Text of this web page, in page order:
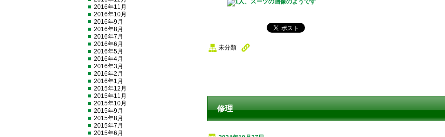
未分類
修理
2016年11月
2016年10月
2016年9月
2016年8月
2016年7月
2016年6月
2016年5月
2016年4月
2016年3月
2016年2月
2016年1月
2015年12月
2015年11月
2015年10月
2015年9月
2015年8月
2015年7月
2015年6月